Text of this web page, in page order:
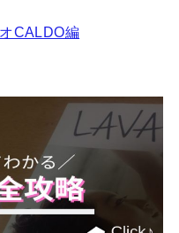
CALDO編